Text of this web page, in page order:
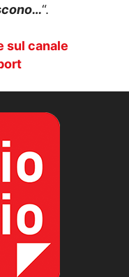
“.
sul canale